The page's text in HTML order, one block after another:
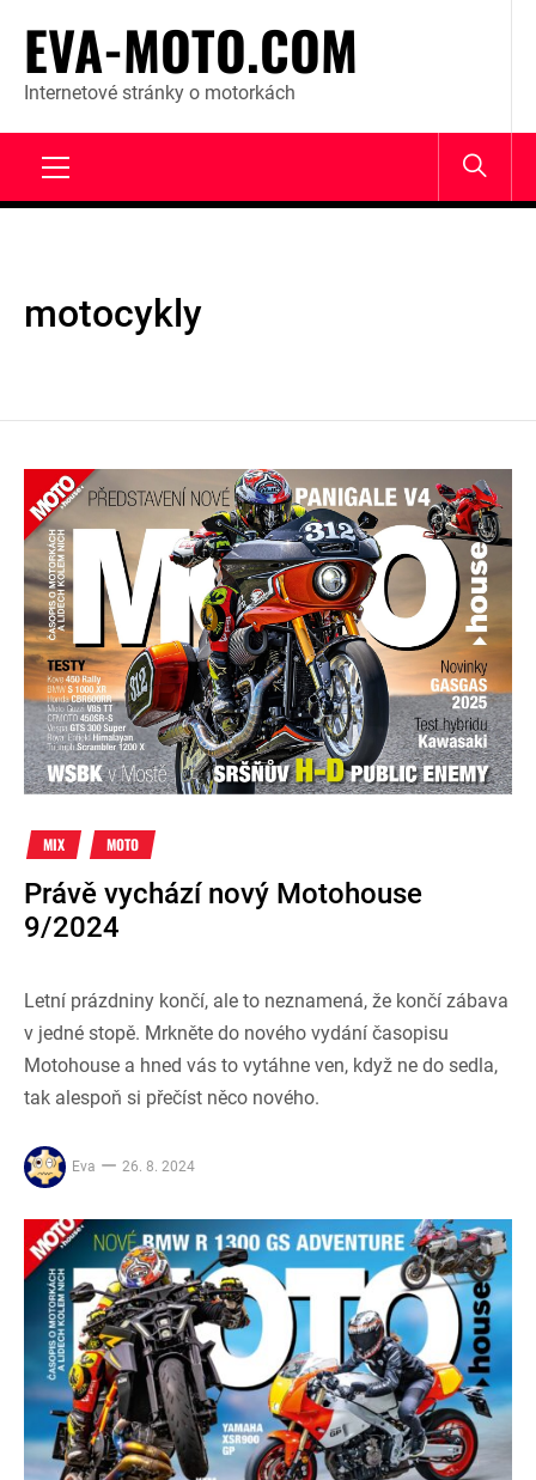
content
EVA-MOTO.COM
Internetové stránky o motorkách
motocykly
MIX MOTO
Právě vychází nový Motohouse
9/2024
Letní prázdniny končí, ale to neznamená, že končí zábava
v jedné stopě. Mrkněte do nového vydání časopisu
Motohouse a hned vás to vytáhne ven, když ne do sedla,
tak alespoň si přečíst něco nového.
Eva 26. 8. 2024